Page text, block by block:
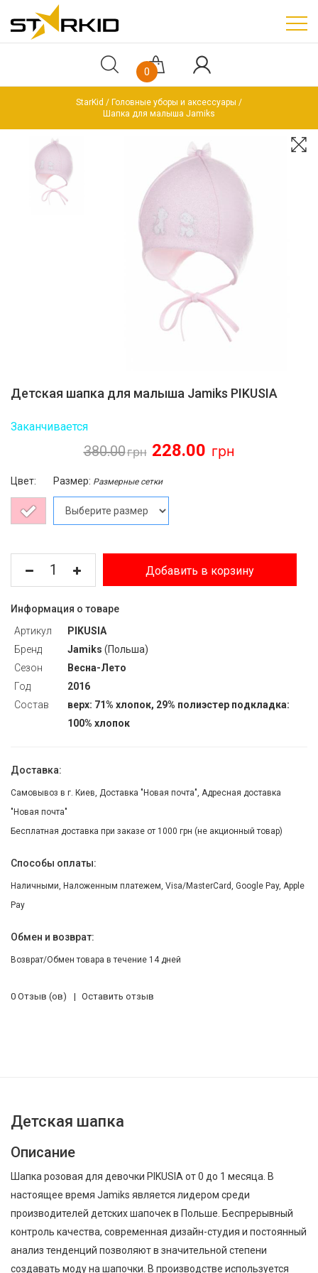
0
StarKid
Головные уборы и аксессуары
Шапка для малыша Jamiks
Детская шапка для малыша Jamiks PIKUSIA
Заканчивается
380.00 228.00
Цвет: Размер: Размерные сетки
Добавить в корзину
Информация о товаре
Артикул
PIKUSIA
Бренд
Jamiks (Польша)
Сезон
Весна-Лето
Год
2016
Состав
верх: 71% хлопок, 29% полиэстер подкладка:
100% хлопок
Доставка:
Самовывоз в г. Киев, Доставка "Новая почта", Адресная доставка
"Новая почта"
Бесплатная доставка при заказе от 1000 грн (не акционный товар)
Способы оплаты:
Наличными, Наложенным платежем, Visa/MasterCard, Google Pay, Apple
Pay
Обмен и возврат:
Возврат/Обмен товара в течение 14 дней
0 Отзыв (ов) Оставить отзыв
Детская шапка
Описание
Шапка розовая для девочки PIKUSIA от 0 до 1 месяца. В
настоящее время Jamiks является лидером среди
производителей детских шапочек в Польше. Беспрерывный
контроль качества, современная дизайн-студия и постоянный
анализ тенденций позволяют в значительной степени
создавать моду на шапочки. В производстве используется